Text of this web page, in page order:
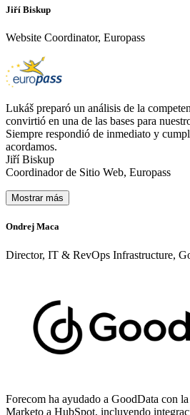
Jiří Biskup
Website Coordinator, Europass
Lukáš preparó un análisis de la
convirtió en una de las bases para
Siempre respondió de inmediato y
acordamos.
Jiří Biskup
Coordinador de Sitio Web, Europass
Mostrar más
Ondrej Maca
Director, IT & RevOps Infrastructure,
Forecom ha ayudado a GoodData con
Marketo a HubSpot, incluyendo